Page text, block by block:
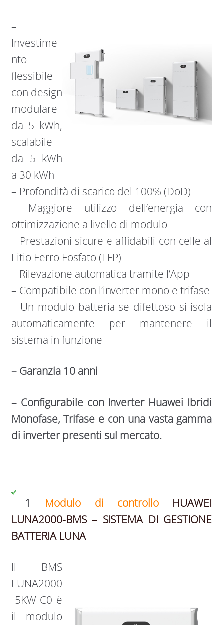
–
Investime
nto
flessibile
con design
modulare
da 5 kWh,
scalabile
da 5 kWh
a 30 kWh
– Profondità di scarico del 100% (DoD)
– Maggiore utilizzo dell’energia con
ottimizzazione a livello di modulo
– Prestazioni sicure e affidabili con celle al
Litio Ferro Fosfato (LFP)
– Rilevazione automatica tramite l’App
– Compatibile con l’inverter mono e trifase
– Un modulo batteria se difettoso si isola
automaticamente per mantenere il
sistema in funzione
– Garanzia 10 anni
– Configurabile con Inverter Huawei Ibridi
Monofase, Trifase e con una vasta gamma
di inverter presenti sul mercato.
1 Modulo di controllo HUAWEI
LUNA2000-BMS – SISTEMA DI GESTIONE
BATTERIA LUNA
Il BMS
LUNA2000
-5KW-C0 è
il modulo